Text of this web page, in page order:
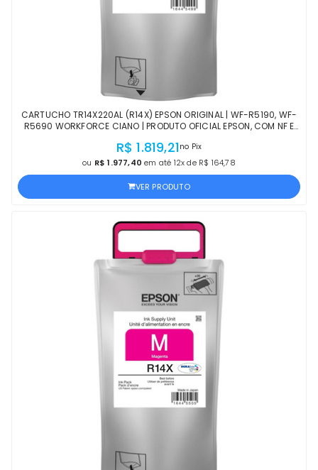
CARTUCHO TR14X220AL (R14X) EPSON ORIGINAL | WF-R5190, WF-
R5690 WORKFORCE CIANO | PRODUTO OFICIAL EPSON, COM NF E
R$ 1.819,21no Pix
ou R$ 1.977,40 em até 12x de R$ 164,78
VER PRODUTO